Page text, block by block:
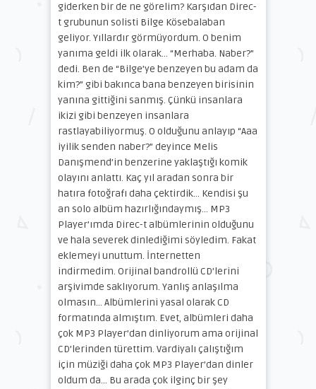
giderken bir de ne görelim? Karşıdan Direc-
t grubunun solisti Bilge Kösebalaban
geliyor. Yıllardır görmüyordum. O benim
yanıma geldi ilk olarak… “Merhaba. Naber?”
dedi. Ben de “Bilge’ye benzeyen bu adam da
kim?” gibi bakınca bana benzeyen birisinin
yanına gittiğini sanmış. Çünkü insanlara
ikizi gibi benzeyen insanlara
rastlayabiliyormuş. O olduğunu anlayıp “Aaa
iyilik senden naber?” deyince Melis
Danışmend’in benzerine yaklaştığı komik
olayını anlattı. Kaç yıl aradan sonra bir
hatıra fotoğrafı daha çektirdik… Kendisi şu
an solo albüm hazırlığındaymış… MP3
Player’ımda Direc-t albümlerinin olduğunu
ve hala severek dinlediğimi söyledim. Fakat
eklemeyi unuttum. İnternetten
indirmedim. Orijinal bandrollü CD’lerini
arşivimde saklıyorum. Yanlış anlaşılma
olmasın… Albümlerini yasal olarak CD
formatında almıştım. Evet, albümleri daha
çok MP3 Player’dan dinliyorum ama orijinal
CD’lerinden türettim. Vardiyalı çalıştığım
için müziği daha çok MP3 Player’dan dinler
oldum da… Bu arada çok ilginç bir şey